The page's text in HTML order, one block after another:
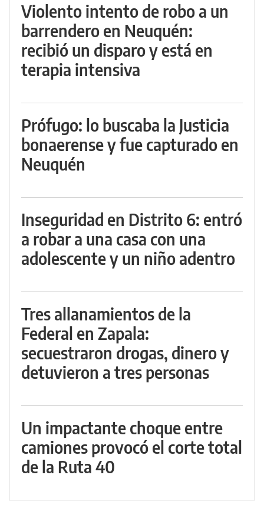
Violento intento de robo a un
barrendero en Neuquén:
recibió un disparo y está en
terapia intensiva
Prófugo: lo buscaba la Justicia
bonaerense y fue capturado en
Neuquén
Inseguridad en Distrito 6: entró
a robar a una casa con una
adolescente y un niño adentro
Tres allanamientos de la
Federal en Zapala:
secuestraron drogas, dinero y
detuvieron a tres personas
Un impactante choque entre
camiones provocó el corte total
de la Ruta 40